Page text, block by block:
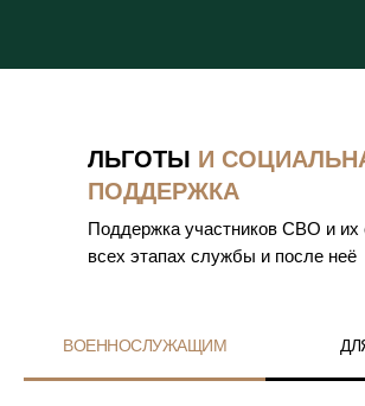
ЛЬГОТЫ И
ПОДДЕРЖКА
Поддержка участников СВО и их
всех этапах службы и после неё
ВОЕННОСЛУЖАЩИМ